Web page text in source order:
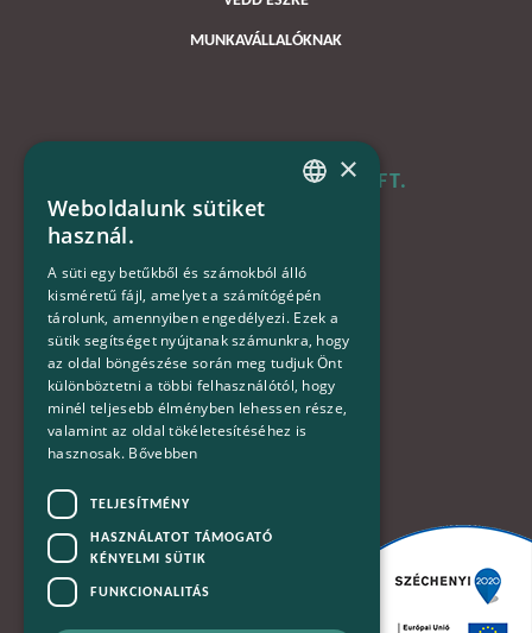
MUNKAVÁLLALÓKNAK
B+N MAGYARORSZÁG KFT.
Váci út 116-118.
TOWER 1,
15. emelet
Telefon:
+36-30-670-8752
kapcsolat@bplusn.hu
×
Weboldalunk sütiket
használ.
A süti egy betűkből és számokból álló
kisméretű fájl, amelyet a számítógépén
tárolunk, amennyiben engedélyezi. Ezek a
sütik segítséget nyújtanak számunkra, hogy
az oldal böngészése során meg tudjuk Önt
különböztetni a többi felhasználótól, hogy
minél teljesebb élményben lehessen része,
valamint az oldal tökéletesítéséhez is
hasznosak. Bővebben
TELJESÍTMÉNY
HASZNÁLATOT TÁMOGATÓ
KÉNYELMI SÜTIK
FUNKCIONALITÁS